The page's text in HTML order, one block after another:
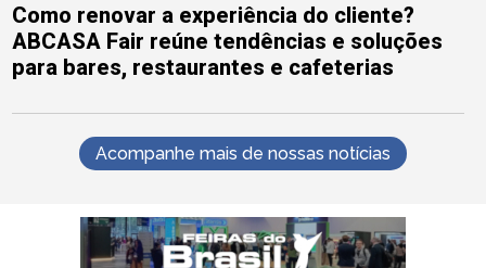
Como renovar a experiência do cliente?
ABCASA Fair reúne tendências e soluções
para bares, restaurantes e cafeterias
Acompanhe mais de nossas notícias